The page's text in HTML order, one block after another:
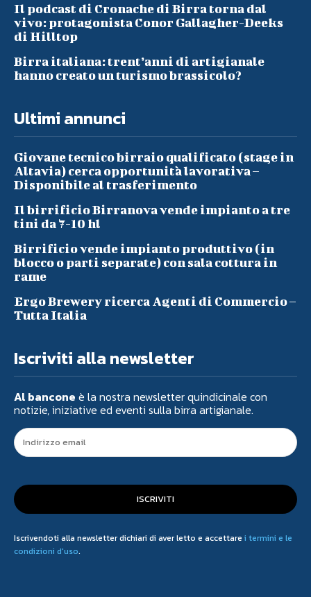
Il podcast di Cronache di Birra torna dal
vivo: protagonista Conor Gallagher-Deeks
di Hilltop
Birra italiana: trent’anni di artigianale
hanno creato un turismo brassicolo?
Ultimi annunci
Giovane tecnico birraio qualificato (stage in
Altavia) cerca opportunità lavorativa –
Disponibile al trasferimento
Il birrificio Birranova vende impianto a tre
tini da 7-10 hl
Birrificio vende impianto produttivo (in
blocco o parti separate) con sala cottura in
rame
Ergo Brewery ricerca Agenti di Commercio –
Tutta Italia
Iscriviti alla newsletter
Al bancone è la nostra newsletter quindicinale con
notizie, iniziative ed eventi sulla birra artigianale.
ISCRIVITI
Iscrivendoti alla newsletter dichiari di aver letto e accettare i termini e le
condizioni d'uso.